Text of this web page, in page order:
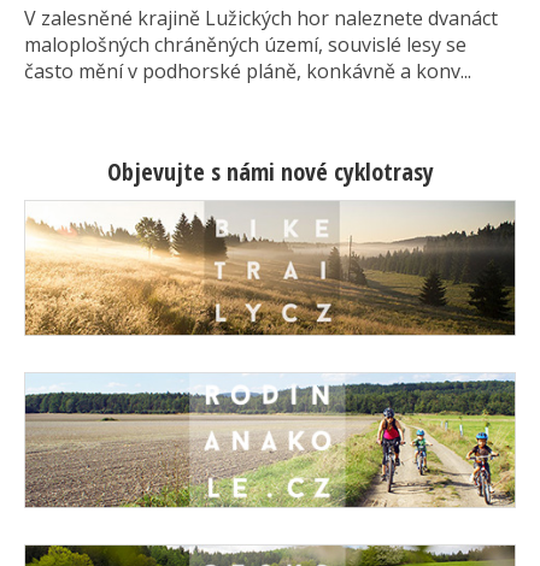
V zalesněné krajině Lužických hor naleznete dvanáct
maloplošných chráněných území, souvislé lesy se
často mění v podhorské pláně, konkávně a konv...
Objevujte s námi nové cyklotrasy